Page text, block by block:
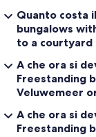
Quanto costa
bungalows
to a courtyard
A che ora si
Freestanding
Veluwemeer
A che ora si
Freestanding